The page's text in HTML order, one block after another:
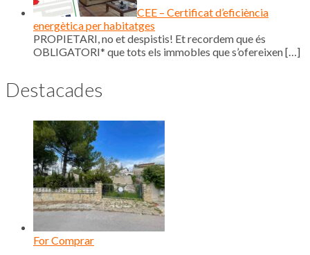
CEE – Certificat d’eficiència
energètica per habitatges
PROPIETARI, no et despistis! Et recordem que és
OBLIGATORI* que tots els immobles que s’ofereixen[…]
Destacades
For Comprar